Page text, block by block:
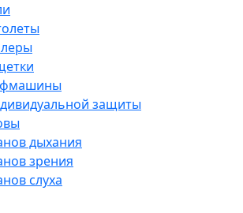
защиты
дыхания
зрения
слуха